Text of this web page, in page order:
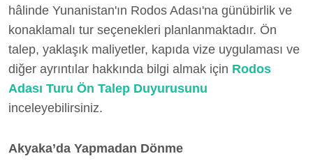
hâlinde Yunanistan'ın Rodos Adası'na günübirlik ve
konaklamalı tur seçenekleri planlanmaktadır. Ön
talep, yaklaşık maliyetler, kapıda vize uygulaması ve
diğer ayrıntılar hakkında bilgi almak için Rodos
Adası Turu Ön Talep Duyurusunu
inceleyebilirsiniz.
Akyaka’da Yapmadan Dönme